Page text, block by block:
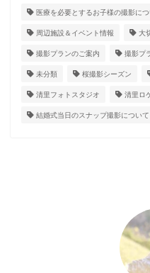
医療を必要とするお子様の撮影につ
周辺施設＆イベント情報 大
撮影プランのご案内 撮影プ
未分類 桜撮影シーズン
清里フォトスタジオ 清里ロ
結婚式当日のスナップ撮影について